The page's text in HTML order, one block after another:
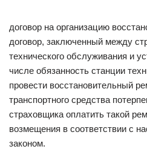
договор на организацию
договор, заключенный между
технического обслуживания и
числе обязанность станции
провести восстановительный
транспортного средства
страховщика оплатить такой
возмещения в соответствии с
законом.